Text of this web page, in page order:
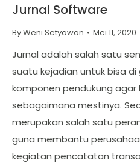
Jurnal Software
ByWeni Setyawan Mei 11, 2020
Jurnal adalah salah satu
suatu kejadian untuk bisa
komponen pendukung
sebagaimana mestinya.
merupakan salah satu
guna membantu
kegiatan pencatatan